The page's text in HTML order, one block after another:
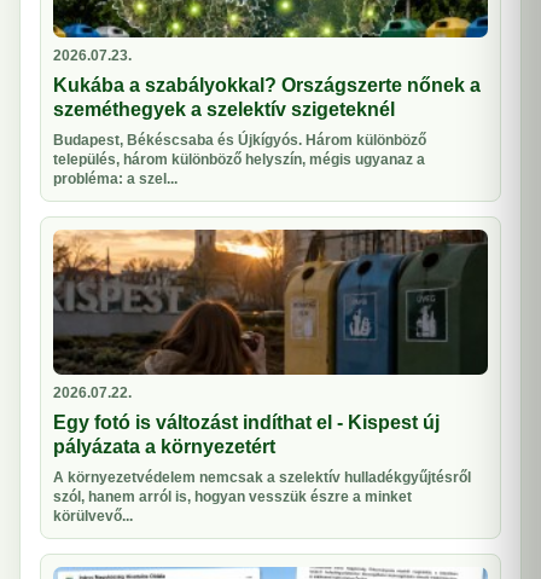
2026.07.23.
Kukába a szabályokkal? Országszerte nőnek a
szeméthegyek a szelektív szigeteknél
Budapest, Békéscsaba és Újkígyós. Három különböző
település, három különböző helyszín, mégis ugyanaz a
probléma: a szel...
2026.07.22.
Egy fotó is változást indíthat el - Kispest új
pályázata a környezetért
A környezetvédelem nemcsak a szelektív hulladékgyűjtésről
szól, hanem arról is, hogyan vesszük észre a minket
körülvevő...